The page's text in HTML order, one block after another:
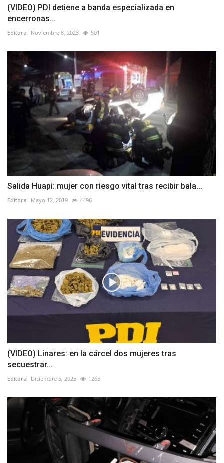
(VIDEO) PDI detiene a banda especializada en
encerronas...
Editora Noviembre 8, 2023 501
Salida Huapi: mujer con riesgo vital tras recibir bala...
Editora Mayo 12, 2019 4496
(VIDEO) Linares: en la cárcel dos mujeres tras
secuestrar...
Editora Diciembre 5, 2025 1265